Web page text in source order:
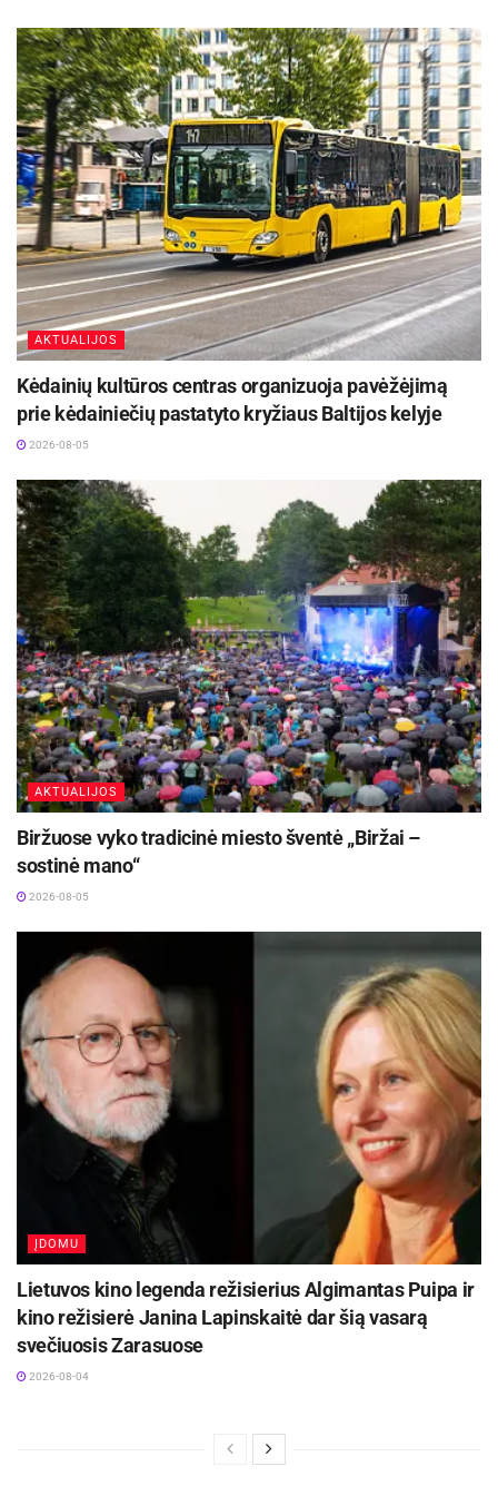
pažiūrėjus filmą apima palengvėjimo jaumas.
Po filmo peržiūros kino centre „Garsas“ prie
šiltos arbatos puodelio vyks diskusija, kurią ves
viešnia iš Vilniaus – kino kritikė, psichologė
Aurelija Auškalnytė. Diskusijos tema – Pedro
Almodovaro moterų portretai. Žiūrovų laukia kiek
neįprastas būdas susipažinti ir su kitais
Almodovaro filmais, tad nepraleiskite progos
geriau pažinti šio talentingo režisieriaus kūrybą
bei palepinti akis ryškiais ispaniškais vaizdais.
AKTUALIJOS
Kėdainių kultūros centras organizuoja pavėžėjimą
prie kėdainiečių pastatyto kryžiaus Baltijos kelyje
2026-08-05
AKTUALIJOS
Biržuose vyko tradicinė miesto šventė „Biržai –
sostinė mano“
2026-08-05
ĮDOMU
Lietuvos kino legenda režisierius Algimantas Puipa ir
kino režisierė Janina Lapinskaitė dar šią vasarą
svečiuosis Zarasuose
2026-08-04